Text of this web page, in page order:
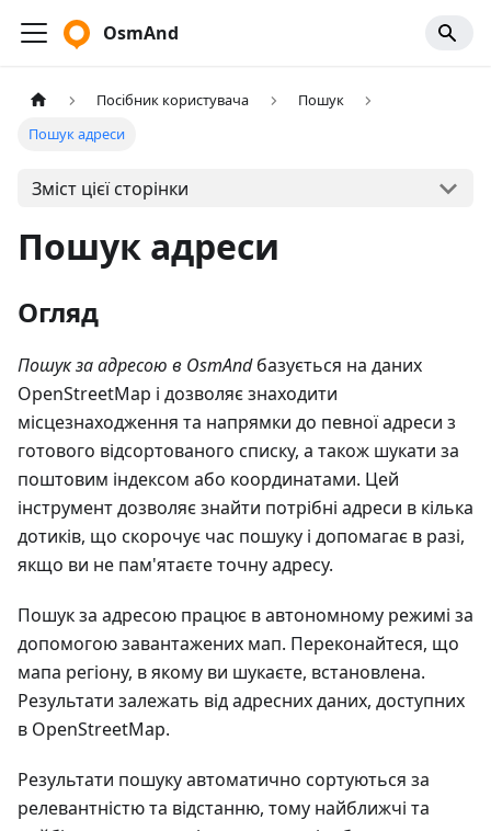
OsmAnd
Посібник користувача
Пошук
Пошук адреси
Зміст цієї сторінки
Пошук адреси
Огляд
Пошук за адресою в OsmAndбазується на даних
OpenStreetMap і дозволяє знаходити
місцезнаходження та напрямки до певної адреси з
готового відсортованого списку, а також шукати за
поштовим індексом або координатами. Цей
інструмент дозволяє знайти потрібні адреси в кілька
дотиків, що скорочує час пошуку і допомагає в разі,
якщо ви не пам'ятаєте точну адресу.
Пошук за адресою працює в автономному режимі за
допомогою завантажених мап. Переконайтеся, що
мапа регіону, в якому ви шукаєте, встановлена.
Результати залежать від адресних даних, доступних
в OpenStreetMap.
Результати пошуку автоматично сортуються за
релевантністю та відстанню, тому найближчі та